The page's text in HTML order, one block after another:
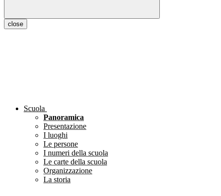
close
Scuola
Panoramica
Presentazione
I luoghi
Le persone
I numeri della scuola
Le carte della scuola
Organizzazione
La storia